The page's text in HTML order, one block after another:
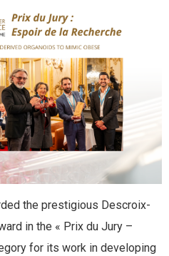
the prestigious Descroix-
in the « Prix du Jury –
for its work in developing